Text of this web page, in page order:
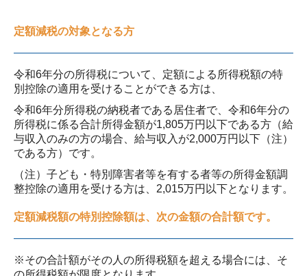
定額減税の対象となる方
令和6年分の所得税について、定額による所得税額の特
別控除の適用を受けることができる方は、
令和6年分所得税の納税者である居住者で、令和6年分の
所得税に係る合計所得金額が1,805万円以下である方（給
与収入のみの方の場合、給与収入が2,000万円以下（注）
である方）です。
（注）子ども・特別障害者等を有する者等の所得金額調
整控除の適用を受ける方は、2,015万円以下となります。
定額減税額の特別控除額は、次の金額の合計額です。
※その合計額がその人の所得税額を超える場合には、そ